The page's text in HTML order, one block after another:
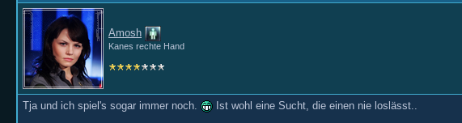
Amosh
Kanes rechte Hand
Tja und ich spiel's sogar immer noch.
Ist wohl eine Sucht, die einen nie loslässt..